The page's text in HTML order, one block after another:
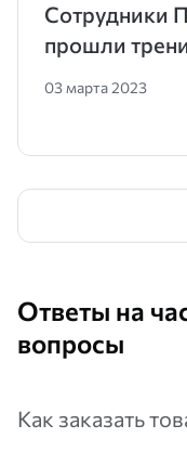
Сотрудники
прошли
03 марта 2023
Ответы на
вопросы
Как заказать